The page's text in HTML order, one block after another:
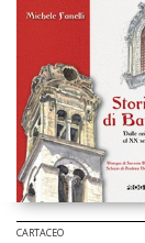
CARTACEO